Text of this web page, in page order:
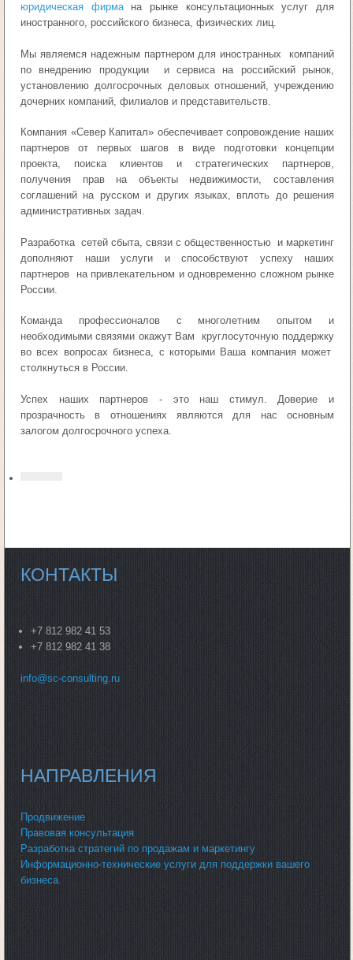
юридическая фирмана рынке консультационных услуг для
иностранного, российского бизнеса, физических лиц.
Мы являемся надежным партнером для иностранных компаний
по внедрению продукции и сервиса на российский рынок,
установлению долгосрочных деловых отношений, учреждению
дочерних компаний, филиалов и представительств.
Компания «Север Капитал» обеспечивает сопровождение наших
партнеров от первых шагов в виде подготовки концепции
проекта, поиска клиентов и стратегических партнеров,
получения прав на объекты недвижимости, составления
соглашений на русском и других языках, вплоть до решения
административных задач.
Разработка сетей сбыта, связи с общественностью и маркетинг
дополняют наши услуги и способствуют успеху наших
партнеров на привлекательном и одновременно сложном рынке
России.
Команда профессионалов с многолетним опытом и
необходимыми связями окажут Вам круглосуточную поддержку
во всех вопросах бизнеса, с которыми Ваша компания может
столкнуться в России.
Успех наших партнеров - это наш стимул. Доверие и
прозрачность в отношениях являются для нас основным
залогом долгосрочного успеха.
КОНТАКТЫ
+7 812 982 41 53
+7 812 982 41 38
info@sc-consulting.ru
НАПРАВЛЕНИЯ
Продвижение
Правовая консультация
Разработка стратегий по продажам и маркетингу
Информационно-технические услуги для поддержки вашего
бизнеса.